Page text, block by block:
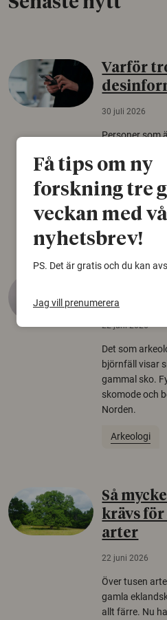
Varför
30 juli 2026
Personer som
för rysk
från
europeiska
äldsta sko
22 juni 2026
Det som
björnfäll visar
gammal sko.
skomode och
Norden.
Arkeologi
Så
krävs
arter
22 juni 2026
Över tusen
gamla
allt färre. Nu
Få tips om ny
forskning tre
veckan med
nyhetsbrev!
PS. Det är gratis och du kan
Jag vill prenumerera